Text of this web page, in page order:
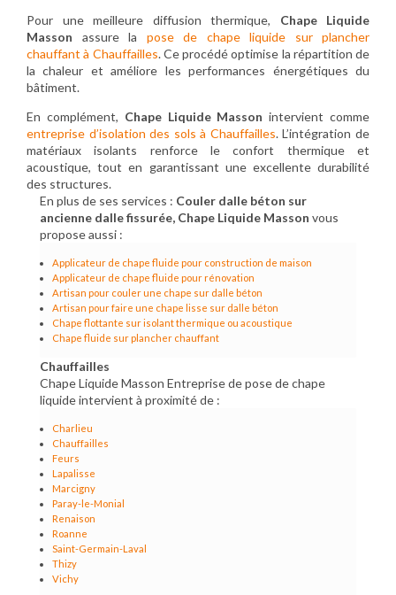
Pour une meilleure diffusion thermique, Chape Liquide
Masson assure la pose de chape liquide sur plancher
chauffant à Chauffailles. Ce procédé optimise la répartition de
la chaleur et améliore les performances énergétiques du
bâtiment.
En complément, Chape Liquide Masson intervient comme
entreprise d’isolation des sols à Chauffailles. L’intégration de
matériaux isolants renforce le confort thermique et
acoustique, tout en garantissant une excellente durabilité
des structures.
En plus de ses services : Couler dalle béton sur
ancienne dalle fissurée, Chape Liquide Masson vous
propose aussi :
Applicateur de chape fluide pour construction de maison
Applicateur de chape fluide pour rénovation
Artisan pour couler une chape sur dalle béton
Artisan pour faire une chape lisse sur dalle béton
Chape flottante sur isolant thermique ou acoustique
Chape fluide sur plancher chauffant
Chauffailles
Chape Liquide Masson Entreprise de pose de chape
liquide intervient à proximité de :
Charlieu
Chauffailles
Feurs
Lapalisse
Marcigny
Paray-le-Monial
Renaison
Roanne
Saint-Germain-Laval
Thizy
Vichy